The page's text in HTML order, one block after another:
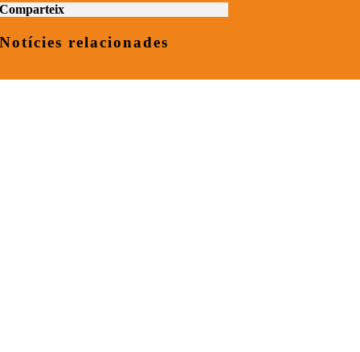
Comparteix
Notícies relacionades